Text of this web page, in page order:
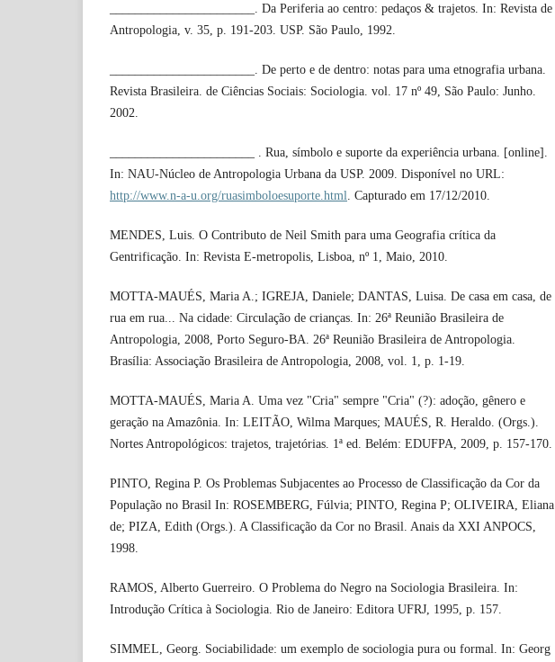
_______________________. Da Periferia ao centro: pedaços & trajetos. In: Revista de
Antropologia, v. 35, p. 191-203. USP. São Paulo, 1992.
_______________________. De perto e de dentro: notas para uma etnografia urbana.
Revista Brasileira. de Ciências Sociais: Sociologia. vol. 17 nº 49, São Paulo: Junho.
2002.
_______________________ . Rua, símbolo e suporte da experiência urbana. [online].
In: NAU-Núcleo de Antropologia Urbana da USP. 2009. Disponível no URL:
http://www.n-a-u.org/ruasimboloesuporte.html . Capturado em 17/12/2010.
MENDES, Luis. O Contributo de Neil Smith para uma Geografia crítica da
Gentrificação. In: Revista E-metropolis, Lisboa, nº 1, Maio, 2010.
MOTTA-MAUÉS, Maria A.; IGREJA, Daniele; DANTAS, Luisa. De casa em casa, de
rua em rua... Na cidade: Circulação de crianças. In: 26ª Reunião Brasileira de
Antropologia, 2008, Porto Seguro-BA. 26ª Reunião Brasileira de Antropologia.
Brasília: Associação Brasileira de Antropologia, 2008, vol. 1, p. 1-19.
MOTTA-MAUÉS, Maria A. Uma vez "Cria" sempre "Cria" (?): adoção, gênero e
geração na Amazônia. In: LEITÃO, Wilma Marques; MAUÉS, R. Heraldo. (Orgs.).
Nortes Antropológicos: trajetos, trajetórias. 1ª ed. Belém: EDUFPA, 2009, p. 157-170.
PINTO, Regina P. Os Problemas Subjacentes ao Processo de Classificação da Cor da
População no Brasil In: ROSEMBERG, Fúlvia; PINTO, Regina P; OLIVEIRA, Eliana
de; PIZA, Edith (Orgs.). A Classificação da Cor no Brasil. Anais da XXI ANPOCS,
1998.
RAMOS, Alberto Guerreiro. O Problema do Negro na Sociologia Brasileira. In:
Introdução Crítica à Sociologia. Rio de Janeiro: Editora UFRJ, 1995, p. 157.
SIMMEL, Georg. Sociabilidade: um exemplo de sociologia pura ou formal. In: Georg